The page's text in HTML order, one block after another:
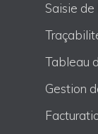
Saisie de
Tableau
Gestion